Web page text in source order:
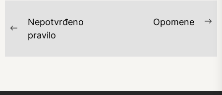
NAVIGACIJA
OBJAVA
Previous
Nepotvrđeno
pravilo
Opomene